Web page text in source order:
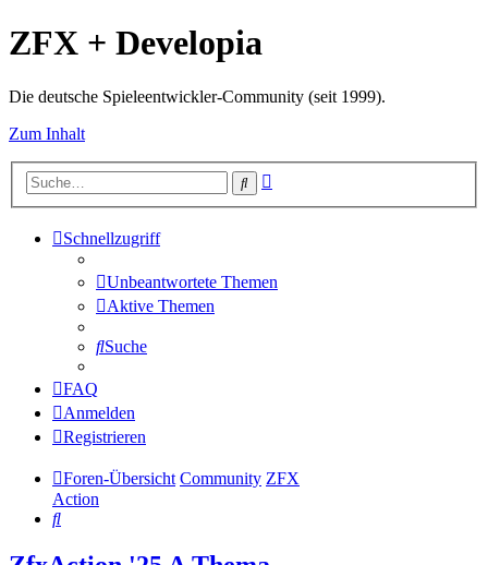
ZFX + Developia
Die deutsche Spieleentwickler-Community (seit 1999).
Zum Inhalt
Suche
Schnellzugriff
Unbeantwortete Themen
Aktive Themen
Suche
FAQ
Anmelden
Registrieren
Foren-Übersicht Community ZFX
Action
Suche